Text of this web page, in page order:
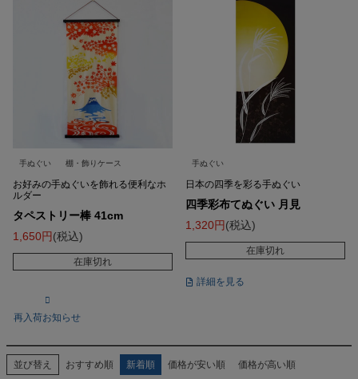
手ぬぐい 棚・飾りケース
お好みの手ぬぐいを飾れる便利なホ
ルダー
タペストリー棒 41cm
1,650
税込
在庫切れ
再入荷お知らせ
手ぬぐい
日本の四季を彩る手ぬぐい
四季彩布てぬぐい 月見
1,320
税込
在庫切れ
詳細を見る
並び替え おすすめ順 新着順 価格が安い順 価格が高い順